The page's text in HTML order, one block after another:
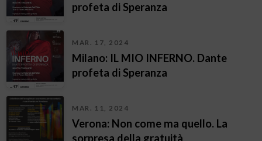
profeta di Speranza
MAR. 17, 2024
Milano: IL MIO INFERNO. Dante
profeta di Speranza
MAR. 11, 2024
Verona: Non come ma quello. La
sorpresa della gratuità